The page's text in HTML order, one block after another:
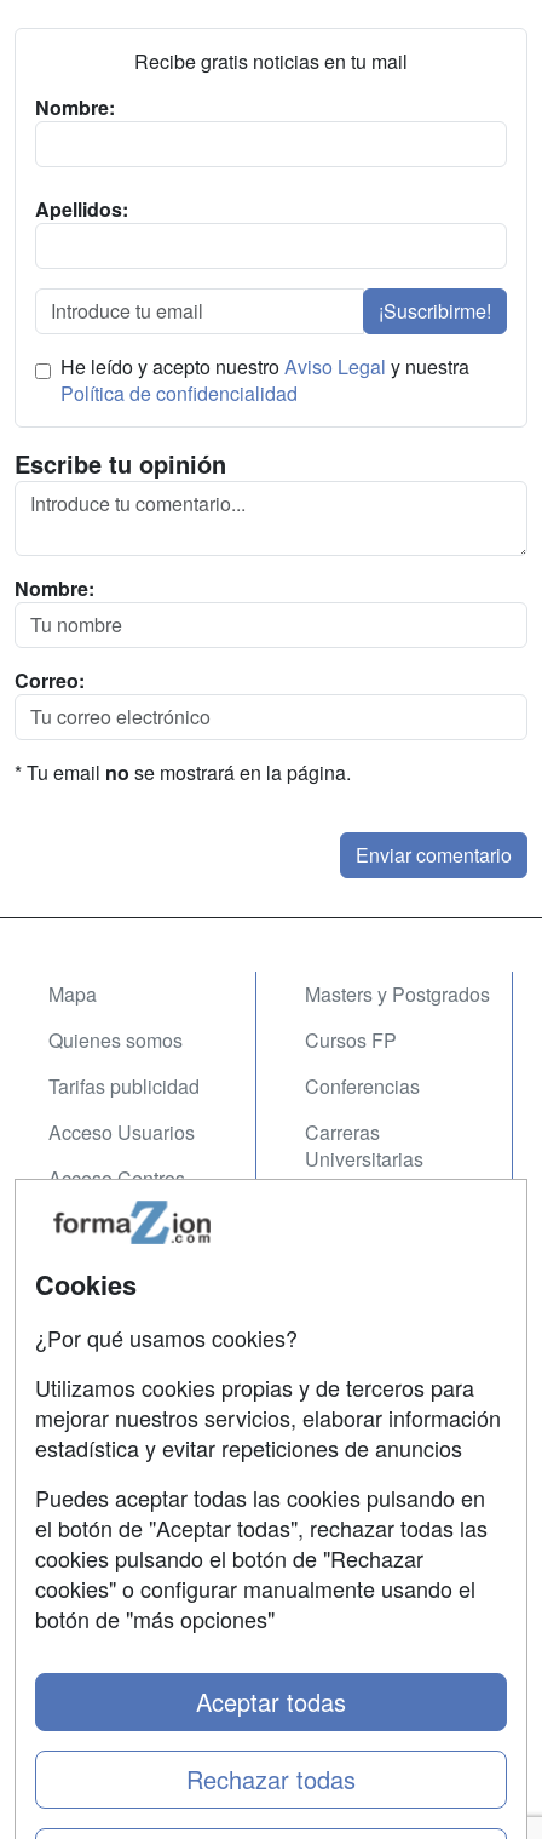
Recibe gratis noticias en tu mail
Nombre:
Apellidos:
¡Suscribirme!
He leído y acepto nuestroAviso Legal y nuestra
Política de confidencialidad
Escribe tu opinión
Nombre:
Correo:
* Tu email no se mostrará en la página.
Mapa
Quienes somos
Tarifas publicidad
Acceso Usuarios
Acceso Centros
Masters y Postgrados
Cursos FP
Conferencias
Carreras
Universitarias
Contactar
Copyleft
Grupo formazion:
Copyright 2000-2026 Formazion Web, S.L. - Calle
Cookies
¿Por qué usamos cookies?
Utilizamos cookies propias y de terceros para
mejorar nuestros servicios, elaborar información
estadística y evitar repeticiones de anuncios
Puedes aceptar todas las cookies pulsando en
el botón de "Aceptar todas", rechazar todas las
cookies pulsando el botón de "Rechazar
cookies" o configurar manualmente usando el
botón de "más opciones"
Rechazar todas
Aceptar todas